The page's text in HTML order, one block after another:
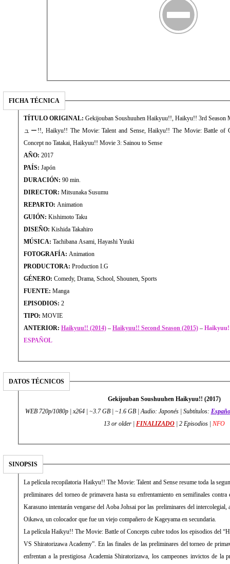
FICHA TÉCNICA
TÍTULO ORIGINAL: Gekijouban Soushuuhen Haikyuu!!, Haikyu!! 3rd
ュー!!, Haikyu!! The Movie: Talent and Sense, Haikyu!! The Movie: Battle of
Concept no Tatakai, Haikyuu!! Movie 3: Sainou to Sense
AÑO: 2017
PAÍS: Japón
DURACIÓN: 90 min.
DIRECTOR: Mitsunaka Susumu
REPARTO: Animation
GUIÓN: Kishimoto Taku
DISEÑO: Kishida Takahiro
MÚSICA: Tachibana Asami, Hayashi Yuuki
FOTOGRAFÍA: Animation
PRODUCTORA: Production I.G
GÉNERO: Comedy, Drama, School, Shounen, Sports
FUENTE: Manga
EPISODIOS: 2
TIPO: MOVIE
ANTERIOR: Haikyuu!! (2014) – Haikyuu!! Second Season (2015) –
ESPAÑOL
DATOS TÉCNICOS
Gekijouban Soushuuhen Haikyuu!! (2017)
WEB 720p/1080p | x264 | ~3.7 GB | ~1.6 GB | Audio: Japonés | Subtítulos:
13 or older | FINALIZADO | 2 Episodios | NFO
SINOPSIS
La película recopilatoria Haikyu!! The Movie: Talent and Sense resume toda la
preliminares del torneo de primavera hasta su enfrentamiento en semifinales
Karasuno intentarán vengarse del Aoba Johsai por las preliminares del intercolegial,
Oikawa, un colocador que fue un viejo compañero de Kageyama en secundaria.
La película Haikyu!! The Movie: Battle of Concepts cubre todos los episodios del
VS Shiratorizawa Academy”. En las finales de las preliminares del torneo de
enfrentan a la prestigiosa Academia Shiratorizawa, los campeones invictos de la